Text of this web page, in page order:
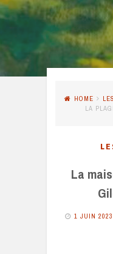
HOME
LA
La
1 JUIN 2023